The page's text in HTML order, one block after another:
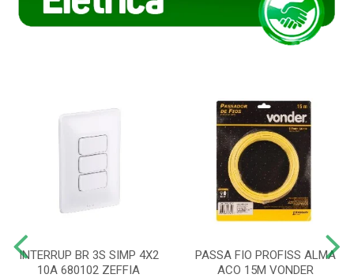
INTERRUP BR 3S SIMP 4X2
10A 680102 ZEFFIA
PASSA FIO PROFISS ALMA
ACO 15M VONDER